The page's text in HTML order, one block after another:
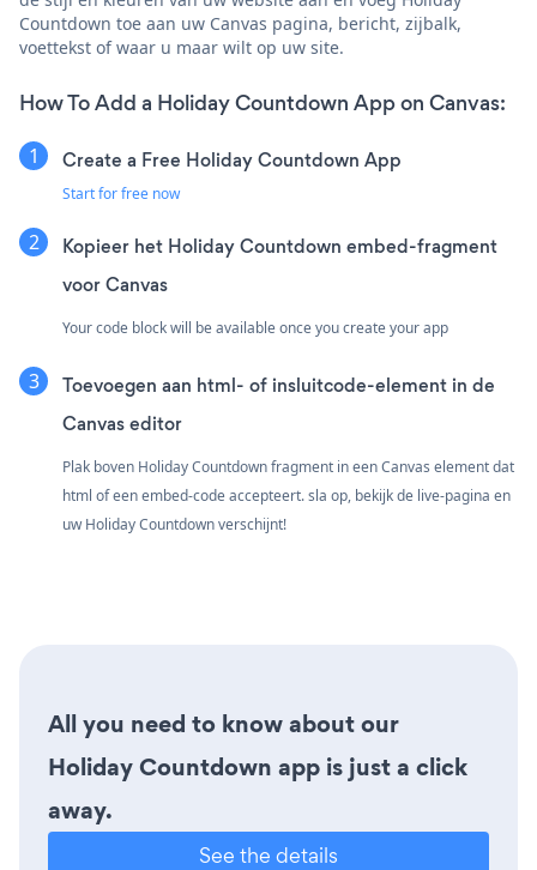
Countdown toe aan uw Canvas pagina, bericht, zijbalk,
voettekst of waar u maar wilt op uw site.
How To Add a Holiday Countdown App on Canvas:
Create a Free Holiday Countdown App
Start for free now
Kopieer het Holiday Countdown embed-fragment
voor Canvas
Your code block will be available once you create your app
Toevoegen aan html- of insluitcode-element in de
Canvas editor
Plak boven Holiday Countdown fragment in een Canvas element dat
html of een embed-code accepteert. sla op, bekijk de live-pagina en
uw Holiday Countdown verschijnt!
All you need to know about our
Holiday Countdown app is just a click
away.
See the details